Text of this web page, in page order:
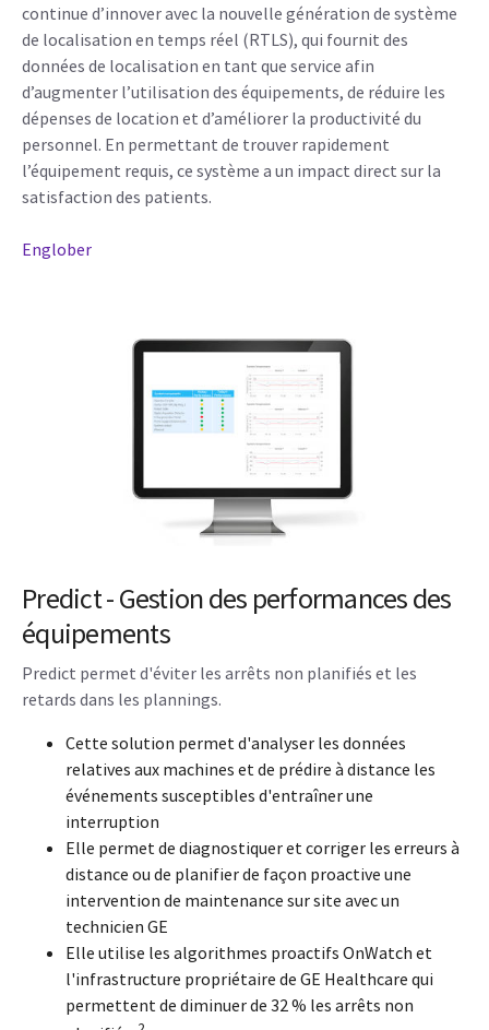
continue d’innover avec la nouvelle génération de système
de localisation en temps réel (RTLS), qui fournit des
données de localisation en tant que service afin
d’augmenter l’utilisation des équipements, de réduire les
dépenses de location et d’améliorer la productivité du
personnel. En permettant de trouver rapidement
l’équipement requis, ce système a un impact direct sur la
satisfaction des patients.
Englober
Predict - Gestion des performances des
équipements
Predict permet d'éviter les arrêts non planifiés et les
retards dans les plannings.
Cette solution permet d'analyser les données
relatives aux machines et de prédire à distance les
événements susceptibles d'entraîner une
interruption
Elle permet de diagnostiquer et corriger les erreurs à
distance ou de planifier de façon proactive une
intervention de maintenance sur site avec un
technicien GE
Elle utilise les algorithmes proactifs OnWatch et
l'infrastructure propriétaire de GE Healthcare qui
permettent de diminuer de 32 % les arrêts non